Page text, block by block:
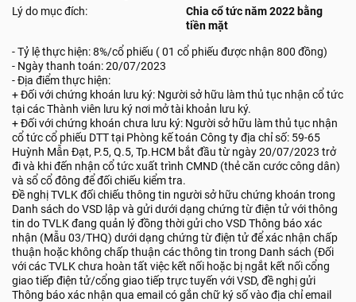
Lý do mục đích:
Chia cổ tức năm 2022 bằng
tiền mặt
- Tỷ lệ thực hiện: 8%/cổ phiếu ( 01 cổ phiếu được nhận 800 đồng)
- Ngày thanh toán: 20/07/2023
- Địa điểm thực hiện:
+ Đối với chứng khoán lưu ký: Người sở hữu làm thủ tục nhận cổ tức
tại các Thành viên lưu ký nơi mở tài khoản lưu ký.
+ Đối với chứng khoán chưa lưu ký: Người sở hữu làm thủ tục nhận
cổ tức cổ phiếu DTT tại Phòng kế toán Công ty địa chỉ số: 59-65
Huỳnh Mẫn Đạt, P.5, Q.5, Tp.HCM bắt đầu từ ngày 20/07/2023 trở
đi và khi đến nhận cổ tức xuất trình CMND (thẻ căn cước công dân)
và sổ cổ đông để đối chiếu kiểm tra.
Đề nghị TVLK đối chiếu thông tin người sở hữu chứng khoán trong
Danh sách do VSD lập và gửi dưới dạng chứng từ điện tử với thông
tin do TVLK đang quản lý đồng thời gửi cho VSD Thông báo xác
nhận (Mẫu 03/THQ) dưới dạng chứng từ điện tử để xác nhận chấp
thuận hoặc không chấp thuận các thông tin trong Danh sách (Đối
với các TVLK chưa hoàn tất việc kết nối hoặc bị ngắt kết nối cổng
giao tiếp điện tử/cổng giao tiếp trực tuyến với VSD, đề nghị gửi
Thông báo xác nhận qua email có gắn chữ ký số vào địa chỉ email